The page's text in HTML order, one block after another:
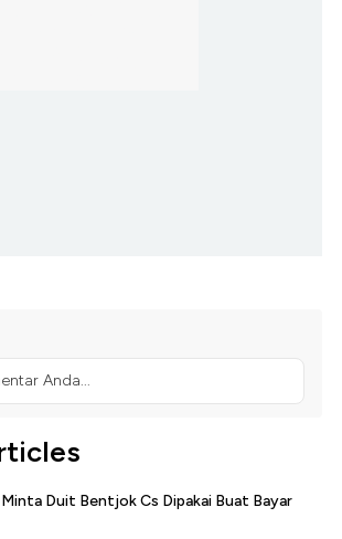
Anda...
Minta Duit Bentjok Cs Dipakai Buat Bayar